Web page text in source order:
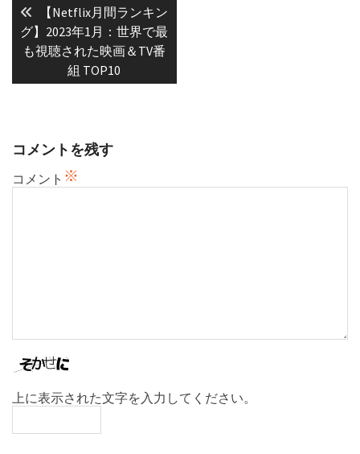
稿
ナ
ビ
ン
Previous
post:
【Netflix月間ランキン
グ】2023年1月：世界で最
も視聴された映画＆TV番
組 TOP10
コメントを残す
コメント ※
上に表示された文字を入力してください。